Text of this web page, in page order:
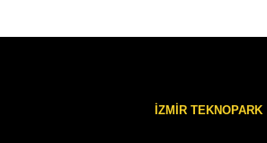
İZMİR TEKNOPARK